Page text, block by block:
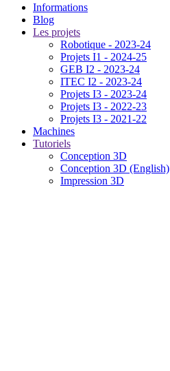
Informations
Blog
Les projets
Robotique - 2023-24
Projets I1 - 2024-25
GEB I2 - 2023-24
ITEC I2 - 2023-24
Projets I3 - 2023-24
Projets I3 - 2022-23
Projets I3 - 2021-22
Machines
Tutoriels
Conception 3D
Conception 3D (English)
Impression 3D